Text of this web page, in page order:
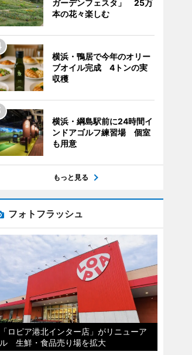
ガーデンフェスタ」 25万
本の花々楽しむ
横浜・鴨居で今年のオリー
ブオイル完成 4トンの実
収穫
横浜・綱島駅前に24時間イ
ンドアゴルフ練習場 個室
も用意
もっと見る
フォトフラッシュ
「ロピア港北インター店」がリニューア
ル 生鮮・食品売り場を拡大